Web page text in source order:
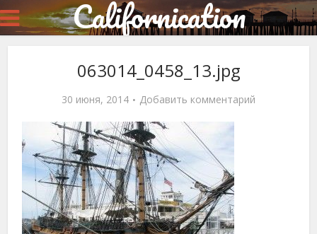
Californication
063014_0458_13.jpg
30 июня, 2014 Добавить комментарий